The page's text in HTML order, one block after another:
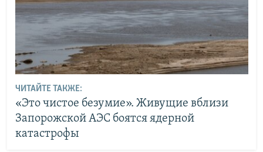
ЧИТАЙТЕ ТАКЖЕ:
«Это чистое безумие». Живущие вблизи
Запорожской АЭС боятся ядерной
катастрофы